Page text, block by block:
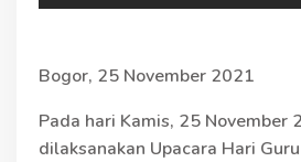
Bogor, 25 November 2021
Pada hari Kamis, 25 November
dilaksanakan Upacara Hari